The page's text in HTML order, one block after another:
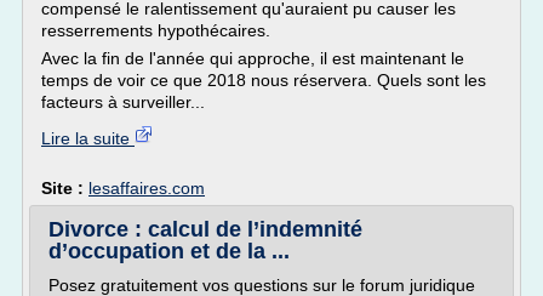
compensé le ralentissement qu'auraient pu causer les
resserrements hypothécaires.
Avec la fin de l'année qui approche, il est maintenant le
temps de voir ce que 2018 nous réservera. Quels sont les
facteurs à surveiller...
Lire la suite
Site : lesaffaires.com
Divorce : calcul de l’indemnité
d’occupation et de la ...
Posez gratuitement vos questions sur le forum juridique